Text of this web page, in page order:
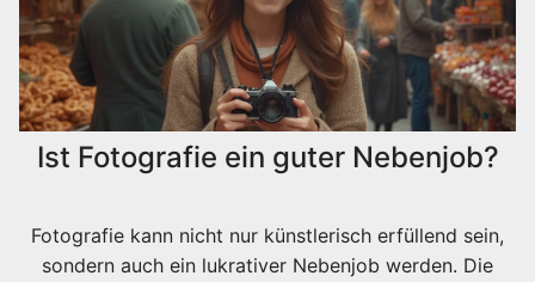
Ist Fotografie ein guter Nebenjob?
Fotografie kann nicht nur künstlerisch erfüllend sein,
sondern auch ein lukrativer Nebenjob werden. Die